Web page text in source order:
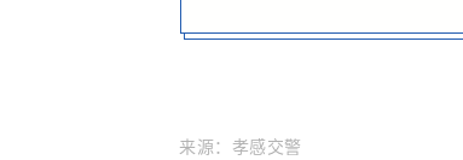
来源：孝感交警